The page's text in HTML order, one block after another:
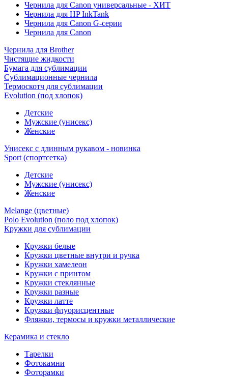
Чернила для Canon универсальные - ХИТ
Чернила для HP InkTank
Чернила для Canon G-серии
Чернила для Canon
Чернила для Brother
Чистящие жидкости
Бумага для сублимации
Сублимационные чернила
Термоскотч для сублимации
Evolution (под хлопок)
Детские
Мужские (унисекс)
Женские
Унисекс с длинным рукавом - новинка
Sport (спортсетка)
Детские
Мужские (унисекс)
Женские
Melange (цветные)
Polo Evolution (поло под хлопок)
Кружки для сублимации
Кружки белые
Кружки цветные внутри и ручка
Кружки хамелеон
Кружки c принтом
Кружки стеклянные
Кружки разные
Кружки латте
Кружки флуорисцентные
Фляжки, термосы и кружки металлические
Керамика и стекло
Тарелки
Фотокамни
Фоторамки